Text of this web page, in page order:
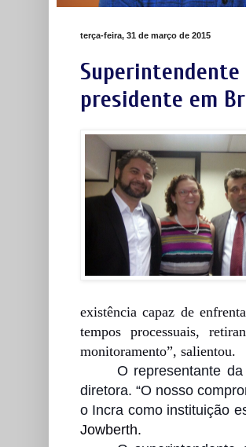
terça-feira, 31 de março de 2015
Superintendente
presidente em
existência capaz de
tempos processuais,
monitoramento”, salientou.
O representante
diretora. “O nosso
o Incra como instituição
Jowberth.